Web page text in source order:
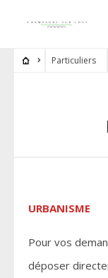
Particuliers
URBANISME
Pour vos
déposer